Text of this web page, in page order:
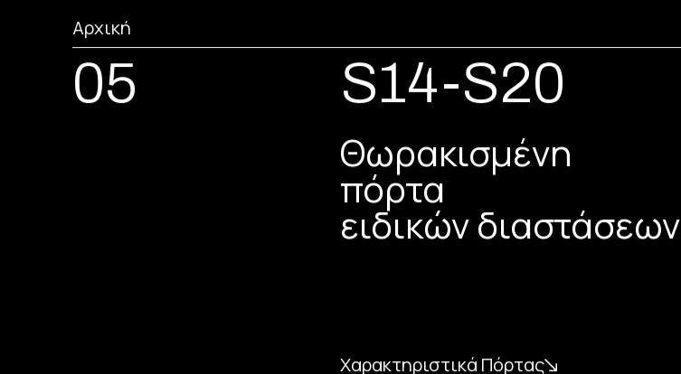
Αρχική
05 S14-S20
Θωρακισμένη
πόρτα
ειδικών διαστάσεων
Χαρακτηριστικά Πόρτας